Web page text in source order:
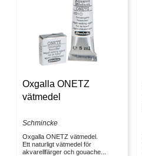
Oxgalla ONETZ
vätmedel
Schmincke
Oxgalla ONETZ vätmedel.
Ett naturligt vätmedel för
akvarellfärger och gouache...